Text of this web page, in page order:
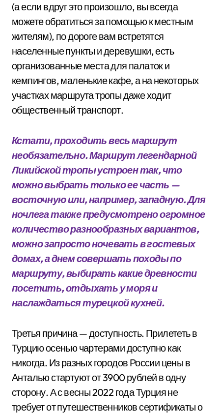
(а если вдруг это произошло, вы всегда
можете обратиться за помощью к местным
жителям), по дороге вам встретятся
населенные пункты и деревушки, есть
организованные места для палаток и
кемпингов, маленькие кафе, а на некоторых
участках маршрута тропы даже ходит
общественный транспорт.
Кстати, проходить весь маршрут
необязательно. Маршрут легендарной
Ликийской тропы устроен так, что
можно выбрать только ее часть —
восточную или, например, западную. Для
ночлега также предусмотрено огромное
количество разнообразных вариантов,
можно запросто ночевать в гостевых
домах, а днем совершать походы по
маршруту, выбирать какие древности
посетить, отдыхать у моря и
наслаждаться турецкой кухней.
Третья причина — доступность. Прилететь в
Турцию осенью чартерами доступно как
никогда. Из разных городов России цены в
Анталью стартуют от 3900 рублей в одну
сторону. А с весны 2022 года Турция не
требует от путешественников сертификаты о